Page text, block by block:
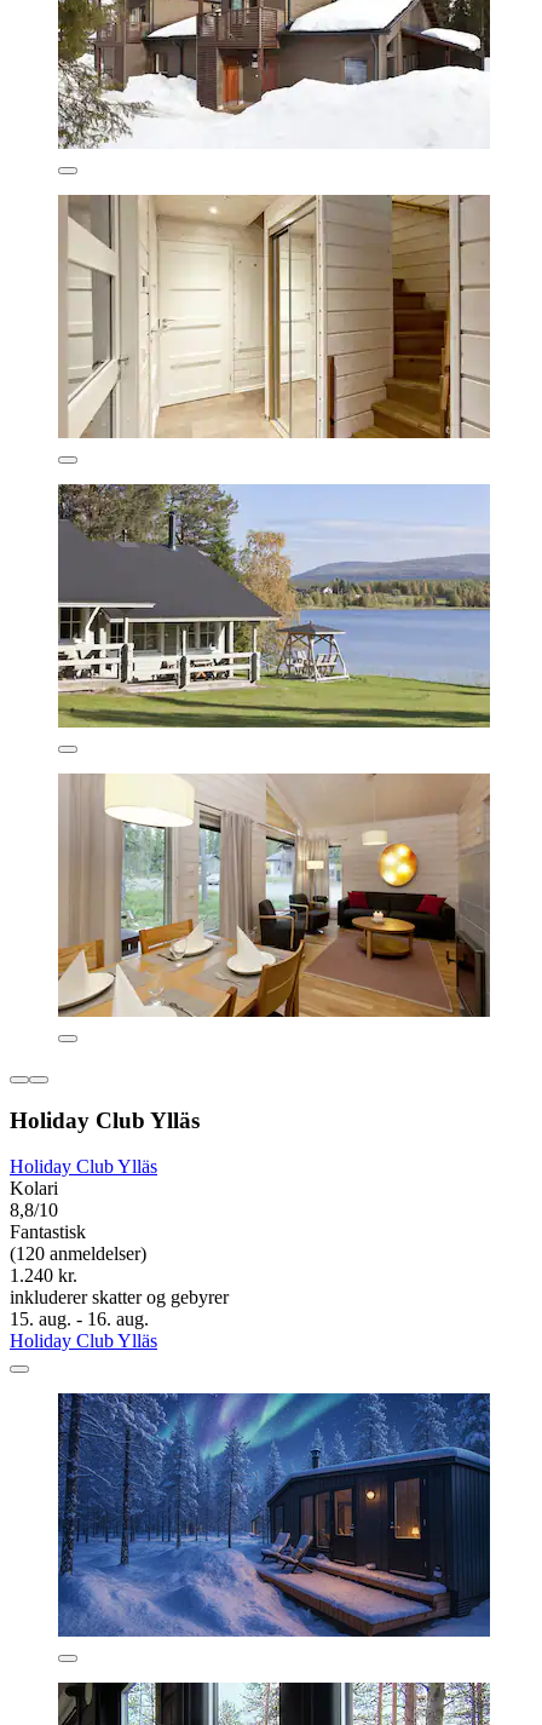
Holiday Club Ylläs
Holiday Club Ylläs
Kolari
8,8/10
Fantastisk
(120 anmeldelser)
1.240 kr.
inkluderer skatter og gebyrer
15. aug. - 16. aug.
Holiday Club Ylläs